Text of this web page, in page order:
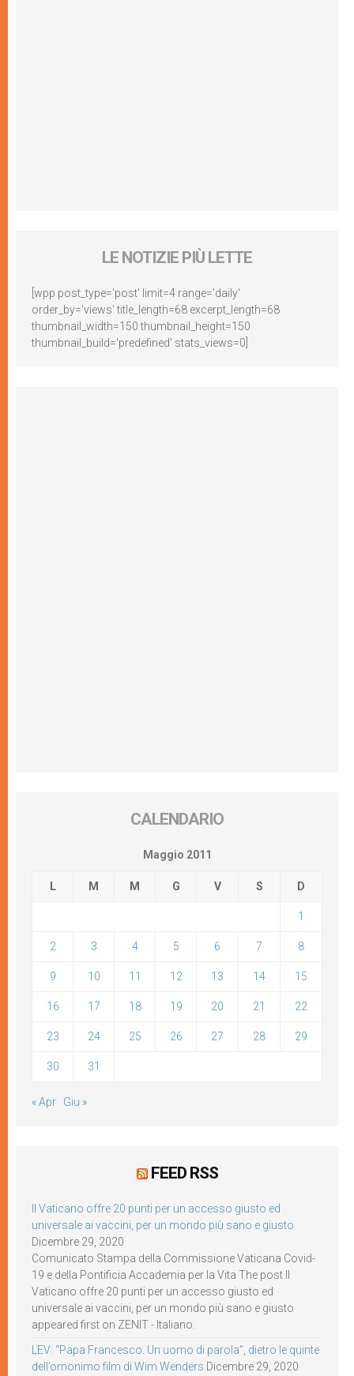
LE NOTIZIE PIÙ LETTE
[wpp post_type='post' limit=4 range='daily'
order_by='views' title_length=68 excerpt_length=68
thumbnail_width=150 thumbnail_height=150
thumbnail_build='predefined' stats_views=0]
CALENDARIO
Maggio 2011
L M M G V S D
1
2 3 4 5 6 7 8
9 10 11 12 13 14 15
16 17 18 19 20 21 22
23 24 25 26 27 28 29
30 31
« Apr Giu »
FEED RSS
Il Vaticano offre 20 punti per un accesso giusto ed
universale ai vaccini, per un mondo più sano e giusto
Dicembre 29, 2020
Comunicato Stampa della Commissione Vaticana Covid-
19 e della Pontificia Accademia per la Vita The post Il
Vaticano offre 20 punti per un accesso giusto ed
universale ai vaccini, per un mondo più sano e giusto
appeared first on ZENIT - Italiano.
LEV: “Papa Francesco. Un uomo di parola”, dietro le quinte
dell’omonimo film di Wim Wenders Dicembre 29, 2020